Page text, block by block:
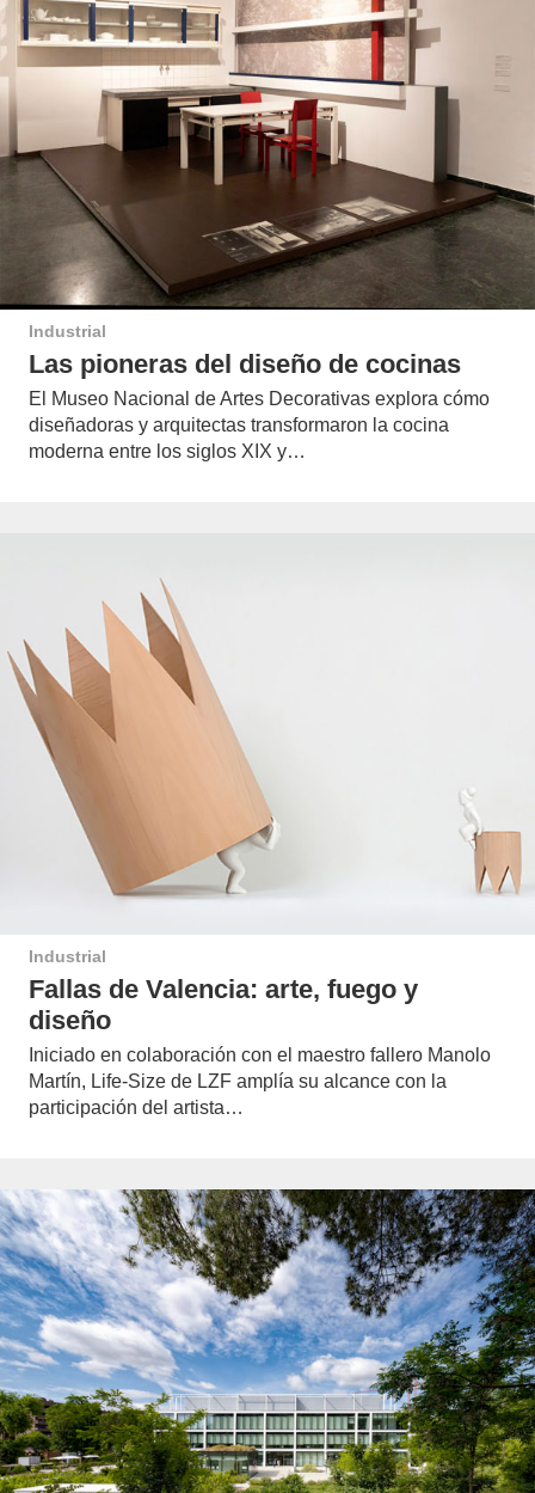
Industrial
Las pioneras del diseño de cocinas
El Museo Nacional de Artes Decorativas explora cómo
diseñadoras y arquitectas transformaron la cocina
moderna entre los siglos XIX y…
Industrial
Fallas de Valencia: arte, fuego y
diseño
Iniciado en colaboración con el maestro fallero Manolo
Martín, Life-Size de LZF amplía su alcance con la
participación del artista…